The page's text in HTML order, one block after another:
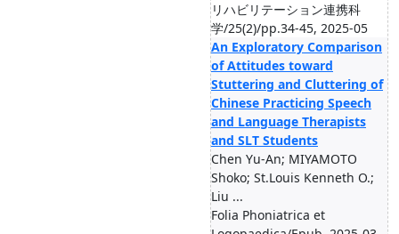
リハビリテーション連携科
学/25(2)/pp.34-45, 2025-05
An Exploratory Comparison
of Attitudes toward
Stuttering and Cluttering of
Chinese Practicing Speech
and Language Therapists
and SLT Students
Chen Yu-An; MIYAMOTO
Shoko; St.Louis Kenneth O.;
Liu ...
Folia Phoniatrica et